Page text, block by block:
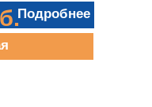
Подробнее